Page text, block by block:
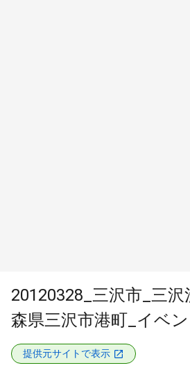
20120328_三沢市_三
森県三沢市港町_イベ
提供元サイトで表示